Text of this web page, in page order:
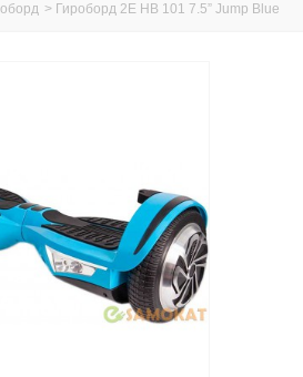
> Гироборд 2Е HB 101 7.5” Jump Blue